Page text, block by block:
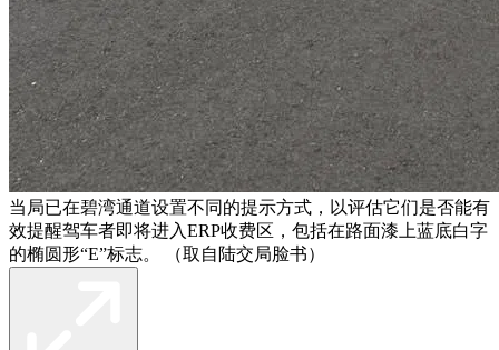
当局已在碧湾通道设置不同的提示方式，以评估它们是否能有
效提醒驾车者即将进入ERP收费区，包括在路面漆上蓝底白字
的椭圆形“E”标志。 （取自陆交局脸书）